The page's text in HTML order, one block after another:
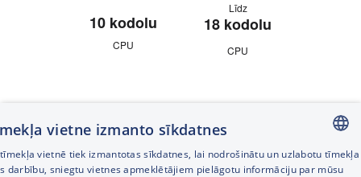
10 kodolu
CPU
10 kodolu
Līdz
18 kodolu
CPU
20 kodolu
GPU
40
GPU
LATVIAN
vietne izmanto sīkdatnes
vietnē tiek izmantotas sīkdatnes, lai nodrošinātu un uzlabotu tīmekļa
darbību, sniegtu vietnes apmeklētājiem pielāgotu informāciju par mūsu